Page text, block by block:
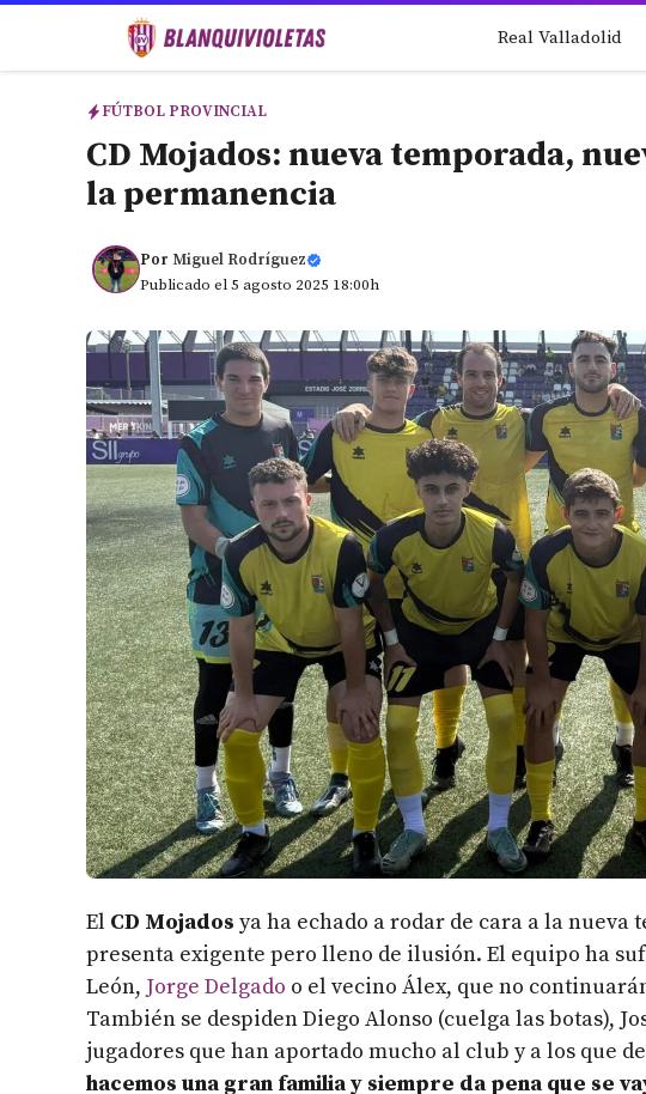
Real Valladolid
FÚTBOL PROVINCIAL
CD Mojados: nueva temporada,
la permanencia
Por Miguel Rodríguez
Publicado el 5 agosto 2025 18:00h
El CD Mojados ya ha echado a rodar de cara a la
presenta exigente pero lleno de ilusión. El equipo ha
León, Jorge Delgado o el vecino Álex, que no
También se despiden Diego Alonso (cuelga las botas),
jugadores que han aportado mucho al club y a los que
hacemos una gran familia y siempre da pena que se